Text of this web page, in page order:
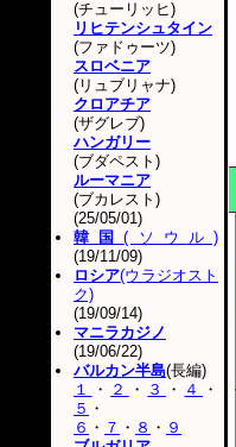
(チューリッヒ)
リヒテンシュタイン
(ファドゥーツ)
スロベニア
(リュブリャナ)
クロアチア
(ザグレブ)
ハンガリー
(ブダペスト)
ルーマニア
(ブカレスト)
(25/05/01)
韓国(ソウル)
(19/11/09)
ロシア(ウラジオスト
ク)
(19/09/14)
マニラカジノ
(19/06/22)
バルカン半島(長編)
１
・ ２ ・ ３ ・ ４
・
５ ・
６ ・ ７ ・ ８ ・ ９